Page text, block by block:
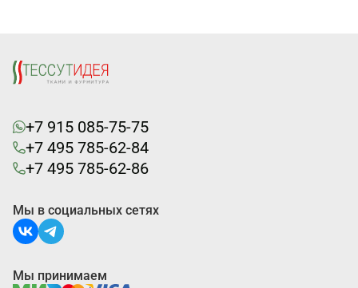
+7 915 085-75-75
+7 495 785-62-84
+7 495 785-62-86
Мы в социальных сетях
Мы принимаем